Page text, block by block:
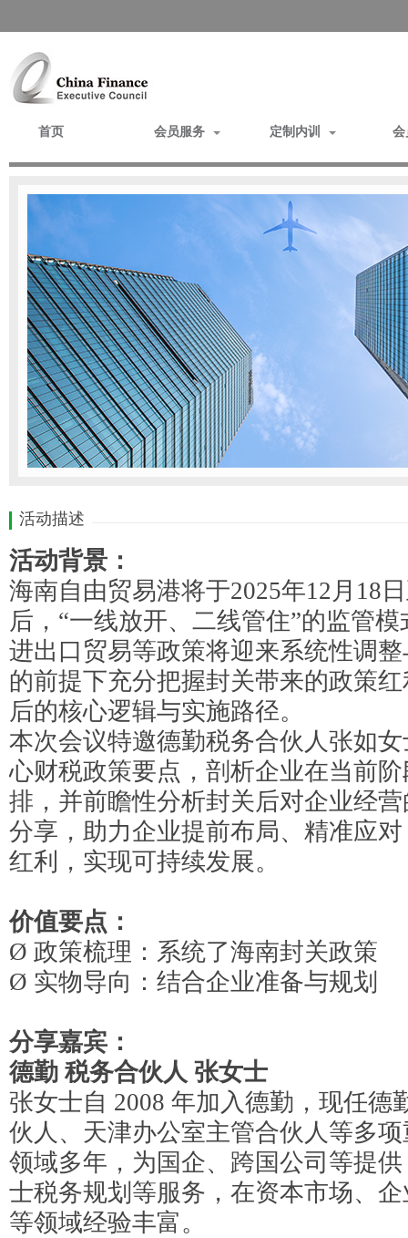
首页 会员服务 定制内训
活动描述
活动背景：
海南自由贸易港将于2025年12月18
后，“一线放开、二线管住”的监管
进出口贸易等政策将迎来系统性调
的前提下充分把握封关带来的政策
后的核心逻辑与实施路径。
本次会议特邀德勤税务合伙人张如女
心财税政策要点，剖析企业在当前
排，并前瞻性分析封关后对企业经
分享，助力企业提前布局、精准应
红利，实现可持续发展。
价值要点：
Ø 政策梳理：系统了海南封关政策
Ø 实物导向：结合企业准备与规划
分享嘉宾：
德勤 税务合伙人 张女士
张女士自 2008 年加入德勤，现任德
伙人、天津办公室主管合伙人等多
领域多年，为国企、跨国公司等提
士税务规划等服务，在资本市场、
等领域经验丰富。